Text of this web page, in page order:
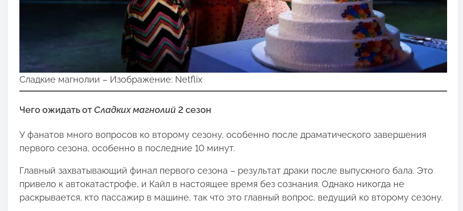
Сладкие магнолии – Изображение: Netflix
Чего ожидать отСладких магнолий 2 сезон
У фанатов много вопросов ко второму сезону, особенно после драматического завершения
первого сезона, особенно в последние 10 минут.
Главный захватывающий финал первого сезона – результат драки после выпускного бала. Это
привело к автокатастрофе, и Кайл в настоящее время без сознания. Однако никогда не
раскрывается, кто пассажир в машине, так что это главный вопрос, ведущий ко второму сезону.